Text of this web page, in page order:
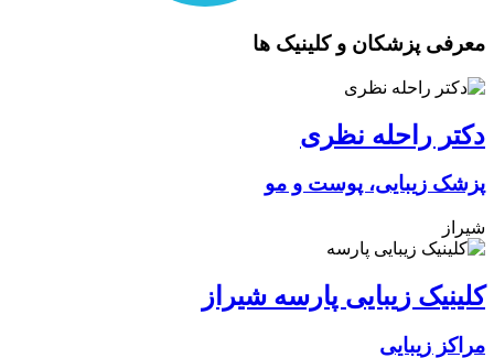
معرفی پزشکان و کلینیک ها
دکتر راحله نظری
پزشک زیبایی، پوست و مو
شیراز
کلینیک زیبایی پارسه شیراز
مراکز زیبایی